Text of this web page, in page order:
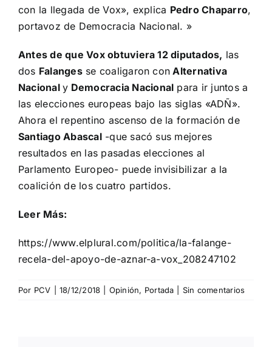
con la llegada de Vox», explica Pedro Chaparro,
portavoz de Democracia Nacional. »
Antes de que Vox obtuviera 12 diputados, las
dos Falangesse coaligaron con Alternativa
Nacionaly Democracia Nacional para ir juntos a
las elecciones europeas bajo las siglas «ADÑ».
Ahora el repentino ascenso de la formación de
Santiago Abascal-que sacó sus mejores
resultados en las pasadas elecciones al
Parlamento Europeo- puede invisibilizar a la
coalición de los cuatro partidos.
Leer Más:
https://www.elplural.com/politica/la-falange-
recela-del-apoyo-de-aznar-a-vox_208247102
Por PCV 18/12/2018 Opinión, Portada Sin comentarios